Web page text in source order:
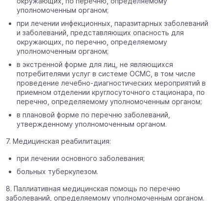
уполномоченным органом;
при лечении инфекционных, паразитарных заболеваний
и заболеваний, представляющих опасность для
окружающих, по перечню, определяемому
уполномоченным органом;
в экстренной форме для лиц, не являющихся
потребителями услуг в системе ОСМС, в том числе
проведение лечебно-диагностических мероприятий в
приемном отделении круглосуточного стационара, по
перечню, определяемому уполномоченным органом;
в плановой форме по перечню заболеваний,
утвержденному уполномоченным органом.
7. Медицинская реабилитация:
при лечении основного заболевания;
больных туберкулезом.
8. Паллиативная медицинская помощь по перечню
заболеваний, определяемому уполномоченным органом.